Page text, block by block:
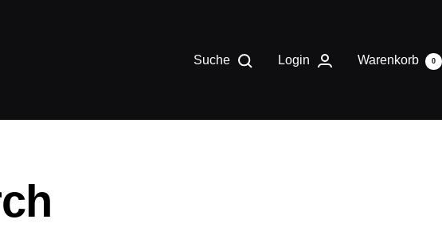
Suche Login Warenkorb 0